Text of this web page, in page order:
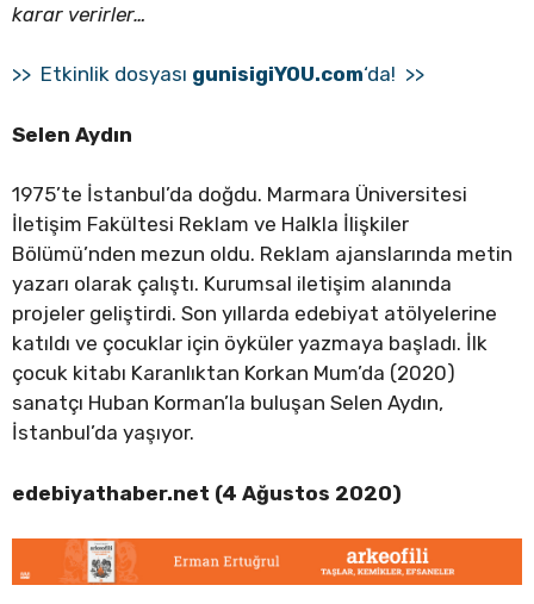
karar verirler…
>> Etkinlik dosyası gunisigiYOU.com‘da! >>
Selen Aydın
1975’te İstanbul’da doğdu. Marmara Üniversitesi
İletişim Fakültesi Reklam ve Halkla İlişkiler
Bölümü’nden mezun oldu. Reklam ajanslarında metin
yazarı olarak çalıştı. Kurumsal iletişim alanında
projeler geliştirdi. Son yıllarda edebiyat atölyelerine
katıldı ve çocuklar için öyküler yazmaya başladı. İlk
çocuk kitabı Karanlıktan Korkan Mum’da (2020)
sanatçı Huban Korman’la buluşan Selen Aydın,
İstanbul’da yaşıyor.
edebiyathaber.net (4 Ağustos 2020)